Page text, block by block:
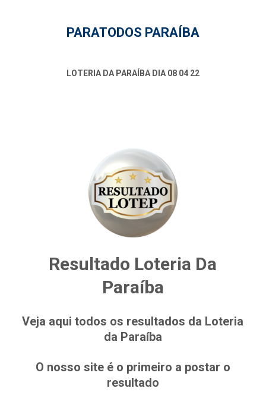
PARATODOS PARAÍBA
LOTERIA DA PARAÍBA DIA 08 04 22
Resultado Loteria Da
Paraíba
Veja aqui todos os resultados da Loteria
da Paraíba
O nosso site é o primeiro a postar o
resultado